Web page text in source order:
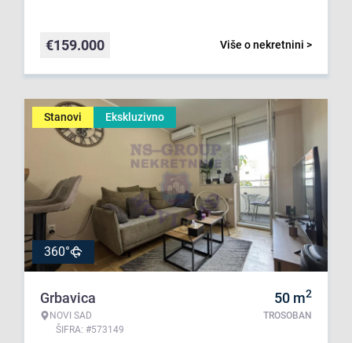
Više o nekretnini >
€159.000
Stanovi Ekskluzivno
360°
Grbavica
NOVI SAD
ŠIFRA: #573149
50 m2
TROSOBAN